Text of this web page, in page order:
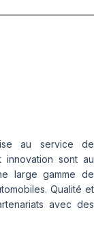
au service de
innovation sont au
large gamme de
Qualité et
avec des